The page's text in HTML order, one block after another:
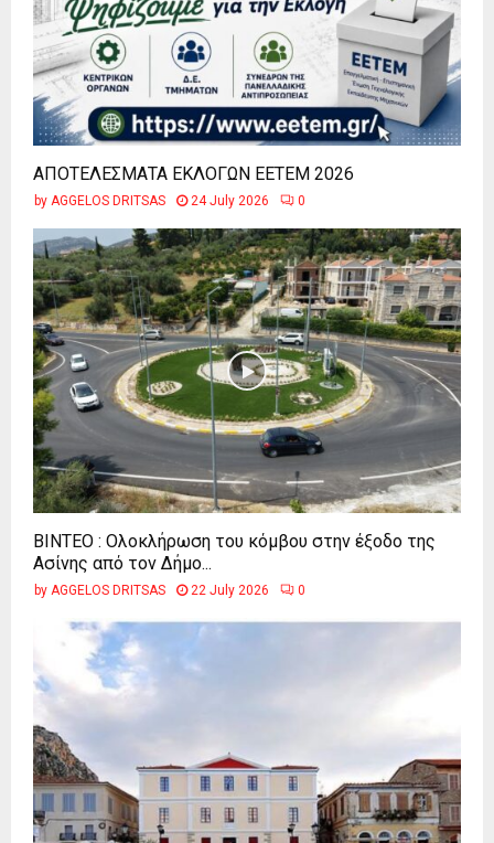
ΑΠΟΤΕΛΕΣΜΑΤΑ ΕΚΛΟΓΩΝ ΕΕΤΕΜ 2026
by AGGELOS DRITSAS 24 July 2026 0
ΒΙΝΤΕΟ : Ολοκλήρωση του κόμβου στην έξοδο της
Ασίνης από τον Δήμο...
by AGGELOS DRITSAS 22 July 2026 0